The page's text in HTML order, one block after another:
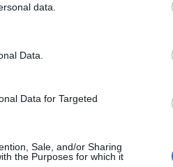
data.
Data.
Data for Targeted
Sale, and/or Sharing
the Purposes for which it
ή όμβρους
ή όμβρους και